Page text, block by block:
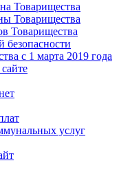
Товарищества
Товарищества
Товарищества
с 1 марта 2019 года
услуг